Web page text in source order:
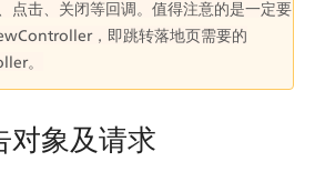
点击、关闭等回调。值得注意的是一定要
，即跳转落地页需要的
。
对象及请求